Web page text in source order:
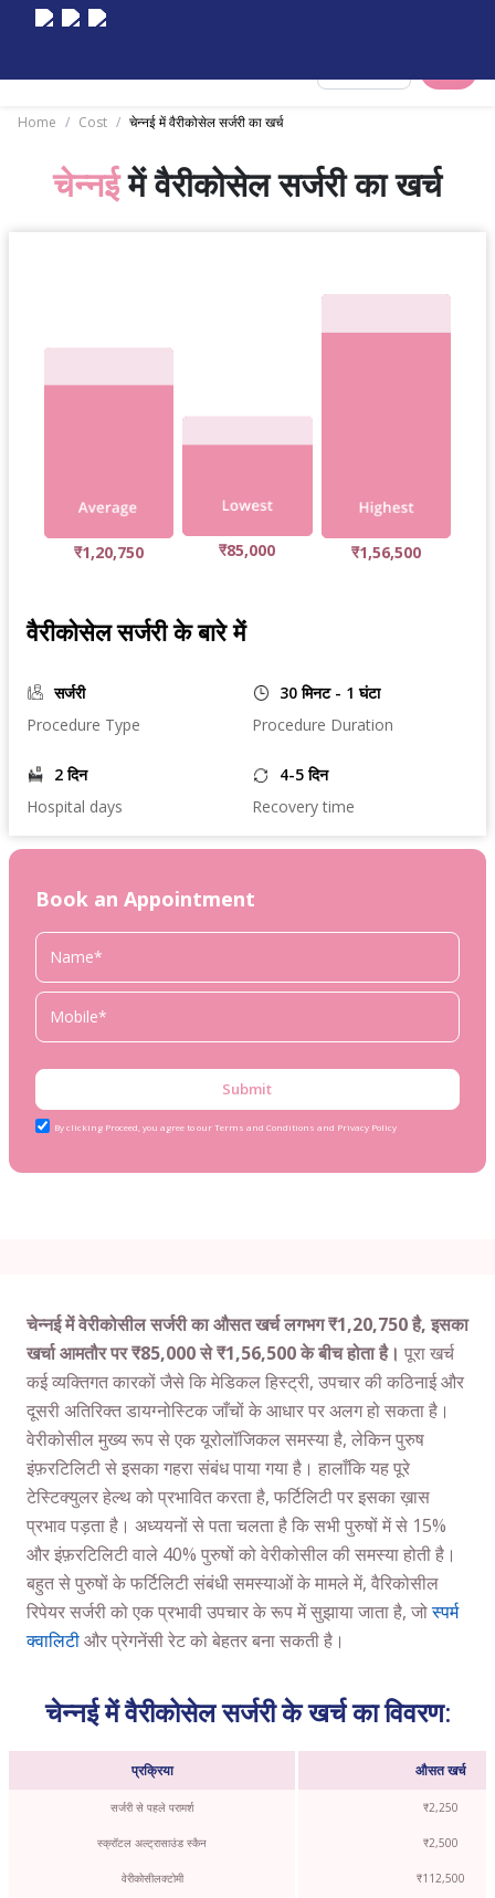
Home / Cost / चेन्नई में वैरीकोसेल सर्जरी का खर्च
चेन्नईमें वैरीकोसेल सर्जरी का खर्च
₹1,20,750 ₹85,000 ₹1,56,500
वैरीकोसेल सर्जरी के बारे में
सर्जरी
Procedure Type
30 मिनट - 1 घंटा
Procedure Duration
2 दिन
Hospital days
4-5 दिन
Recovery time
Book an Appointment
Submit
By clicking Proceed, you agree to our Terms and Conditions and Privacy Policy
चेन्नई में वेरीकोसील सर्जरी का औसत खर्च लगभग ₹1,20,750 है, इसका
खर्चा आमतौर पर ₹85,000 से ₹1,56,500 के बीच होता है। पूरा खर्च
कई व्यक्तिगत कारकों जैसे कि मेडिकल हिस्ट्री, उपचार की कठिनाई और
दूसरी अतिरिक्त डायग्नोस्टिक जाँचों के आधार पर अलग हो सकता है।
वेरीकोसील मुख्य रूप से एक यूरोलॉजिकल समस्या है, लेकिन पुरुष
इंफ़रटिलिटी से इसका गहरा संबंध पाया गया है। हालाँकि यह पूरे
टेस्टिक्युलर हेल्थ को प्रभावित करता है, फर्टिलिटी पर इसका ख़ास
प्रभाव पड़ता है। अध्ययनों से पता चलता है कि सभी पुरुषों में से 15%
और इंफ़रटिलिटी वाले 40% पुरुषों को वेरीकोसील की समस्या होती है।
बहुत से पुरुषों के फर्टिलिटी संबंधी समस्याओं के मामले में, वैरिकोसील
रिपेयर सर्जरी को एक प्रभावी उपचार के रूप में सुझाया जाता है, जोस्पर्म
क्वालिटीऔर प्रेगनेंसी रेट को बेहतर बना सकती है।
चेन्नई में वैरीकोसेल सर्जरी के खर्च का विवरण:
प्रक्रिया औसत खर्च
सर्जरी से पहले परामर्श ₹2,250
स्क्रॉटल अल्ट्रासाउंड स्कैन ₹2,500
वेरीकोसीलक्टोमी ₹112,500